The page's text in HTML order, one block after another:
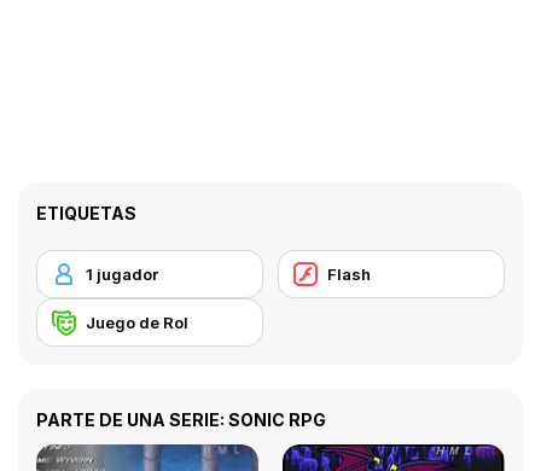
ETIQUETAS
1 jugador Flash
Juego de Rol
PARTE DE UNA SERIE: SONIC RPG